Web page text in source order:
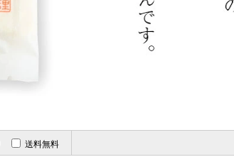
送料無料